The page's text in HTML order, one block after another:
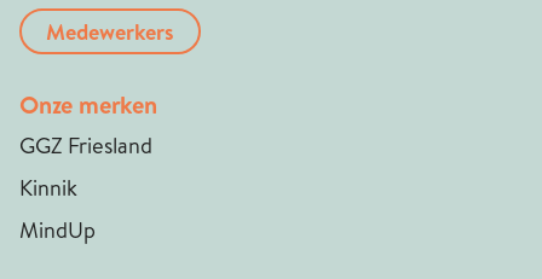
Medewerkers
Onze merken
GGZ Friesland
Kinnik
MindUp